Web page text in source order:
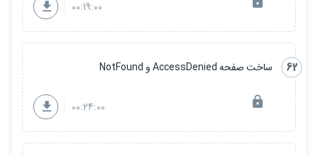
00:19:00
62 ساخت صفحه AccessDenied و NotFound
00:24:00